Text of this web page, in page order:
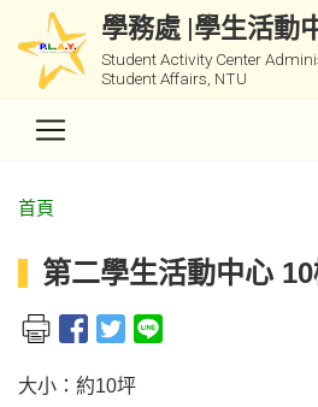
學務處 |學生活動
Student Activity Center
Student Affairs, NTU
首頁
第二學生活動中心
大小：約10坪